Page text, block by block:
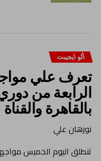
ألو ايجيبت
تعرف علي
الرابعة من
بالقاهرة والقناة
نورهان علي
تنطلق اليوم الخميس